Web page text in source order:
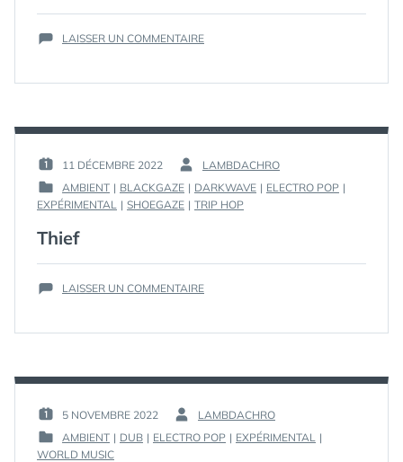
LAISSER UN COMMENTAIRESUR
PUBLIÉ
LE :
11 DÉCEMBRE 2022
PAR :
LAMBDACHRO
PUBLIÉ
AMBIENT | BLACKGAZE | DARKWAVE | ELECTRO POP |
EXPÉRIMENTAL | SHOEGAZE | TRIP HOP
Thief
LAISSER UN COMMENTAIRESUR
PUBLIÉ
LE :
5 NOVEMBRE 2022
PAR :
LAMBDACHRO
PUBLIÉ
AMBIENT | DUB | ELECTRO POP | EXPÉRIMENTAL
|
WORLD MUSIC